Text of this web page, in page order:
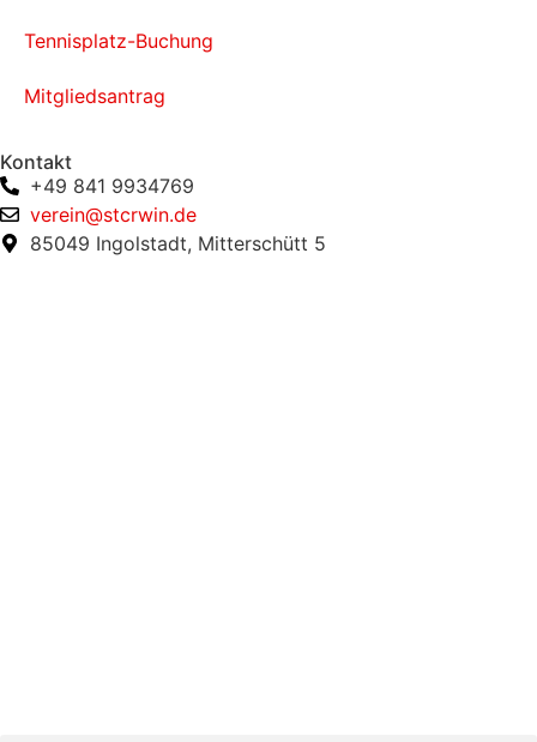
Tennisplatz-Buchung
Mitgliedsantrag
Kontakt
+49 841 9934769
verein@stcrwin.de
85049 Ingolstadt, Mitterschütt 5